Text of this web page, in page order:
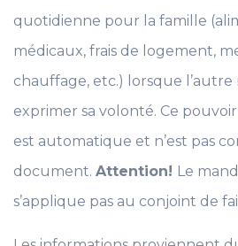
quotidienne pour la famille
médicaux, frais de logement,
chauffage, etc.) lorsque
exprimer sa volonté. Ce
est automatique et n’est pas
document. Attention! Le
s’applique pas au conjoint de